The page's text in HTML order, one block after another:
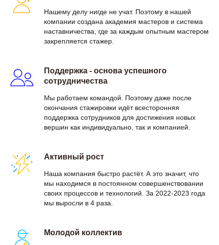
Нашему делу нигде не учат. Поэтому в нашей
компании создана академия мастеров и система
наставничества, где за каждым опытным мастером
закрепляется стажер.
Поддержка - основа успешного
сотрудничества
Мы работаем командой. Поэтому даже после
окончания стажировки идёт всесторонняя
поддержка сотрудников для достижения новых
вершин как индивидуально, так и компанией.
Активный рост
Наша компания быстро растёт. А это значит, что
мы находимся в постоянном совершенствовании
своих процессов и технологий. За 2022-2023 года
мы выросли в 4 раза.
Молодой коллектив